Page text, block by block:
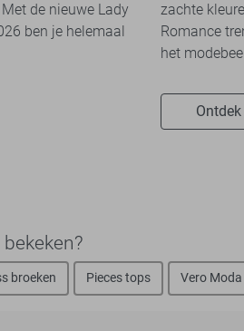
de nieuwe Lady
ben je helemaal
zachte
Romance
het
broeken Pieces tops Vero